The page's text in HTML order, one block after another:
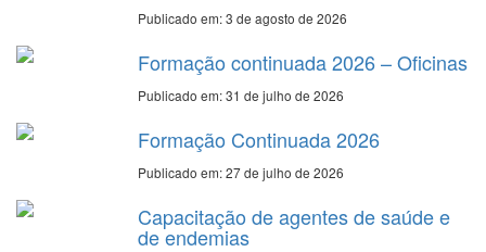
Publicado em: 3 de agosto de 2026
Formação continuada 2026 – Oficinas
Publicado em: 31 de julho de 2026
Formação Continuada 2026
Publicado em: 27 de julho de 2026
Capacitação de agentes de saúde e
de endemias